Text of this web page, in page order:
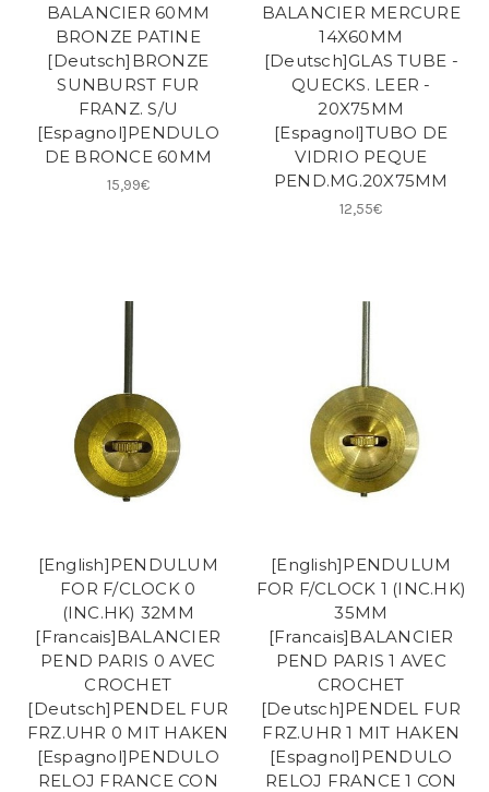
BALANCIER 60MM
BRONZE PATINE
[Deutsch]BRONZE
SUNBURST FUR
FRANZ. S/U
[Espagnol]PENDULO
DE BRONCE 60MM
15,99€
BALANCIER MERCURE
14X60MM
[Deutsch]GLAS TUBE -
QUECKS. LEER -
20X75MM
[Espagnol]TUBO DE
VIDRIO PEQUE
PEND.MG.20X75MM
12,55€
[English]PENDULUM
FOR F/CLOCK 0
(INC.HK) 32MM
[Francais]BALANCIER
PEND PARIS 0 AVEC
CROCHET
[Deutsch]PENDEL FUR
FRZ.UHR 0 MIT HAKEN
[Espagnol]PENDULO
RELOJ FRANCE CON
[English]PENDULUM
FOR F/CLOCK 1 (INC.HK)
35MM
[Francais]BALANCIER
PEND PARIS 1 AVEC
CROCHET
[Deutsch]PENDEL FUR
FRZ.UHR 1 MIT HAKEN
[Espagnol]PENDULO
RELOJ FRANCE 1 CON